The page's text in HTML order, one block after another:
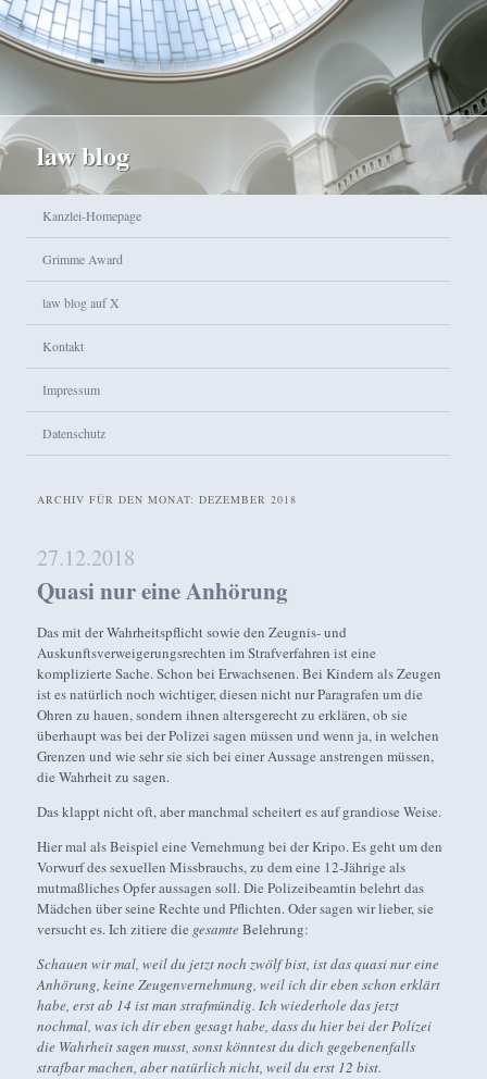
law blog
Zum Inhalt wechseln
Zum sekundären Inhalt wechseln
Kanzlei-Homepage
Grimme Award
law blog auf X
Kontakt
Impressum
Datenschutz
ARCHIV FÜR DEN MONAT:DEZEMBER 2018
27.12.2018
Quasi nur eine Anhörung
Das mit der Wahrheitspflicht sowie den Zeugnis- und
Auskunftsverweigerungsrechten im Strafverfahren ist eine
komplizierte Sache. Schon bei Erwachsenen. Bei Kindern als Zeugen
ist es natürlich noch wichtiger, diesen nicht nur Paragrafen um die
Ohren zu hauen, sondern ihnen altersgerecht zu erklären, ob sie
überhaupt was bei der Polizei sagen müssen und wenn ja, in welchen
Grenzen und wie sehr sie sich bei einer Aussage anstrengen müssen,
die Wahrheit zu sagen.
Das klappt nicht oft, aber manchmal scheitert es auf grandiose Weise.
Hier mal als Beispiel eine Vernehmung bei der Kripo. Es geht um den
Vorwurf des sexuellen Missbrauchs, zu dem eine 12-Jährige als
mutmaßliches Opfer aussagen soll. Die Polizeibeamtin belehrt das
Mädchen über seine Rechte und Pflichten. Oder sagen wir lieber, sie
versucht es. Ich zitiere die gesamteBelehrung:
Schauen wir mal, weil du jetzt noch zwölf bist, ist das quasi nur eine
Anhörung, keine Zeugenvernehmung, weil ich dir eben schon erklärt
habe, erst ab 14 ist man strafmündig. Ich wiederhole das jetzt
nochmal, was ich dir eben gesagt habe, dass du hier bei der Polizei
die Wahrheit sagen musst, sonst könntest du dich gegebenenfalls
strafbar machen, aber natürlich nicht, weil du erst 12 bist.